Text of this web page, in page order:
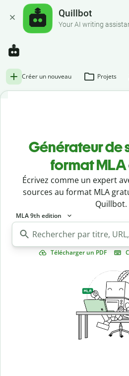
Quillbot
Your AI writing
Créer un nouveau Projets
Générateur de
format MLA
Écrivez comme un expert
sources au format MLA
Quillbot.
MLA 9th edition
Télécharger un PDF